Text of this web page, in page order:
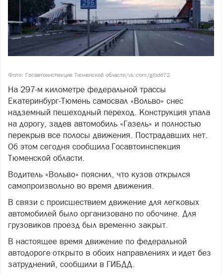
Фото: Госавтоинспекция Тюменской области/vk.com/gibdd72
На 297-м километре федеральной трассы
Екатеринбург-Тюмень самосвал «Вольво» снес
надземный пешеходный переход. Конструкция упала
на дорогу, задев автомобиль «Газель» и полностью
перекрыв все полосы движения. Пострадавших нет.
Об этом сегодня сообщила Госавтоинспекция
Тюменской области.
Водитель «Вольво» пояснил, что кузов открылся
самопроизвольно во время движения.
В связи с происшествием движение для легковых
автомобилей было организовано по обочине. Для
грузовиков проезд был временно закрыт.
В настоящее время движение по федеральной
автодороге открыто в обоих направлениях и идет без
затруднений, сообщили в ГИБДД.